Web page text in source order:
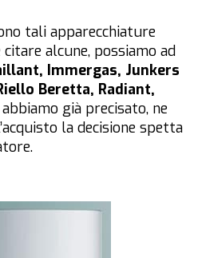
tali apparecchiature
alcune, possiamo ad
Immergas, Junkers
Beretta, Radiant,
già precisato, ne
la decisione spetta